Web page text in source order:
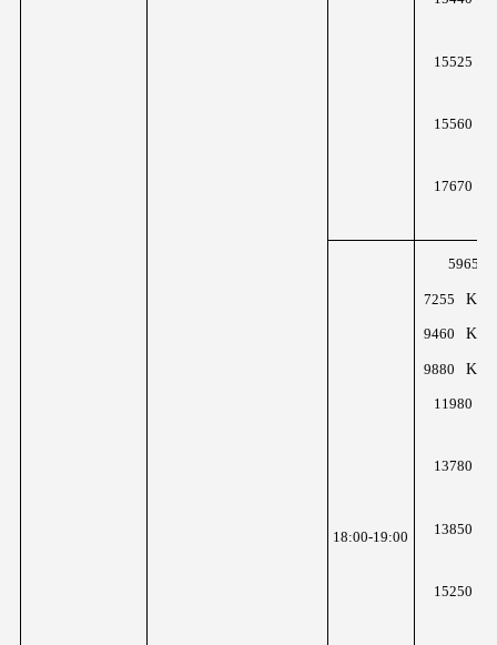
15525
15560
17670
18:00-19:00
7255 KHz
9460 KHz
9880 KHz
11980
13780
13850
15250